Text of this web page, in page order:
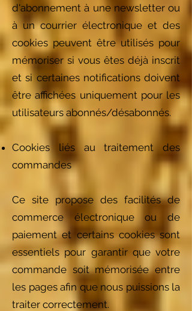
d'abonnement à une newsletter ou
à un courrier électronique et des
cookies peuvent être utilisés pour
mémoriser si vous êtes déjà inscrit
et si certaines notifications doivent
être affichées uniquement pour les
utilisateurs abonnés/désabonnés.
Cookies liés au traitement des
commandes
Ce site propose des facilités de
commerce électronique ou de
paiement et certains cookies sont
essentiels pour garantir que votre
commande soit mémorisée entre
les pages afin que nous puissions la
traiter correctement.